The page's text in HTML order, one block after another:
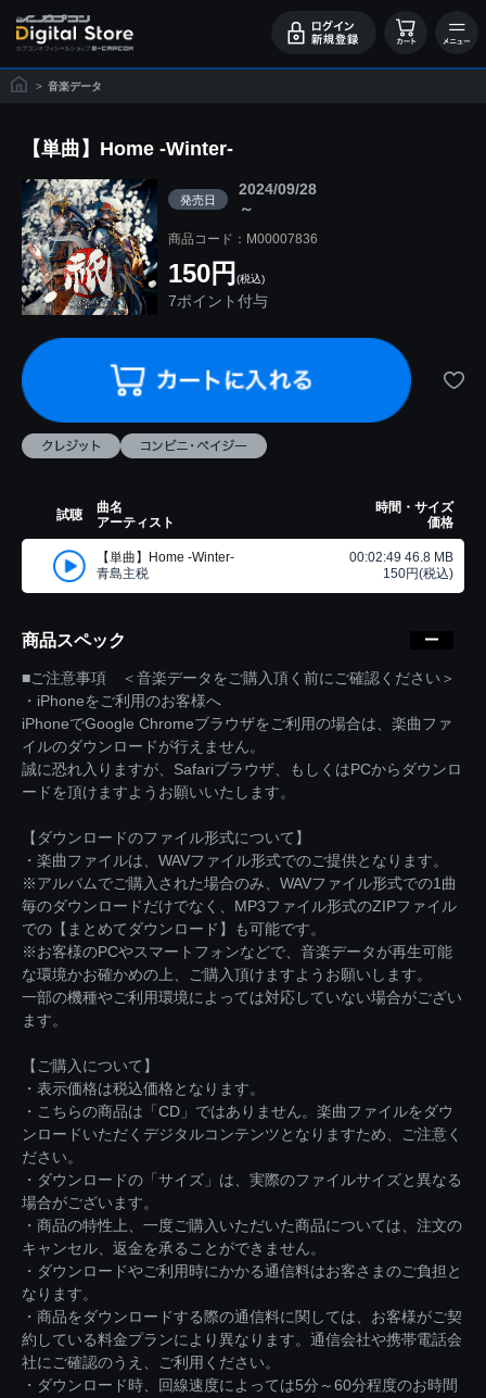
> 音楽データ
【単曲】Home -Winter-
発売日
2024/09/28
～
商品コード：M00007836
150円 (税込)
7ポイント付与
試聴
曲名
アーティスト
時間・サイズ
価格
【単曲】Home -Winter-
青島主税
00:02:49 46.8 MB
150円(税込)
商品スペック
■ご注意事項 ＜音楽データをご購入頂く前にご確認ください＞
・iPhoneをご利用のお客様へ
iPhoneでGoogle Chromeブラウザをご利用の場合は、楽曲ファ
イルのダウンロードが行えません。
誠に恐れ入りますが、Safariブラウザ、もしくはPCからダウンロ
ードを頂けますようお願いいたします。
【ダウンロードのファイル形式について】
・楽曲ファイルは、WAVファイル形式でのご提供となります。
※アルバムでご購入された場合のみ、WAVファイル形式での1曲
毎のダウンロードだけでなく、MP3ファイル形式のZIPファイル
での【まとめてダウンロード】も可能です。
※お客様のPCやスマートフォンなどで、音楽データが再生可能
な環境かお確かめの上、ご購入頂けますようお願いします。
一部の機種やご利用環境によっては対応していない場合がござい
ます。
【ご購入について】
・表示価格は税込価格となります。
・こちらの商品は「CD」ではありません。楽曲ファイルをダウ
ンロードいただくデジタルコンテンツとなりますため、ご注意く
ださい。
・ダウンロードの「サイズ」は、実際のファイルサイズと異なる
場合がございます。
・商品の特性上、一度ご購入いただいた商品については、注文の
キャンセル、返金を承ることができません。
・ダウンロードやご利用時にかかる通信料はお客さまのご負担と
なります。
・商品をダウンロードする際の通信料に関しては、お客様がご契
約している料金プランにより異なります。通信会社や携帯電話会
社にご確認のうえ、ご利用ください。
・ダウンロード時、回線速度によっては5分～60分程度のお時間